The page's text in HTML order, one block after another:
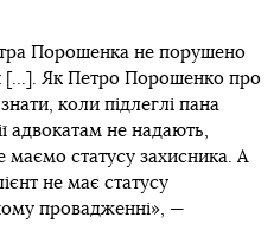
Порошенка не порушено
[...]. Як Петро Порошенко про
коли підлеглі пана
адвокатам не надають,
статусу захисника. А
не має статусу
провадженні», —